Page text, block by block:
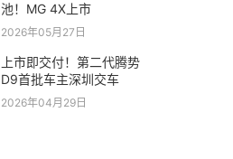
池！MG 4X上市
2026年05月27日
上市即交付！第二代腾势
D9首批车主深圳交车
2026年04月29日